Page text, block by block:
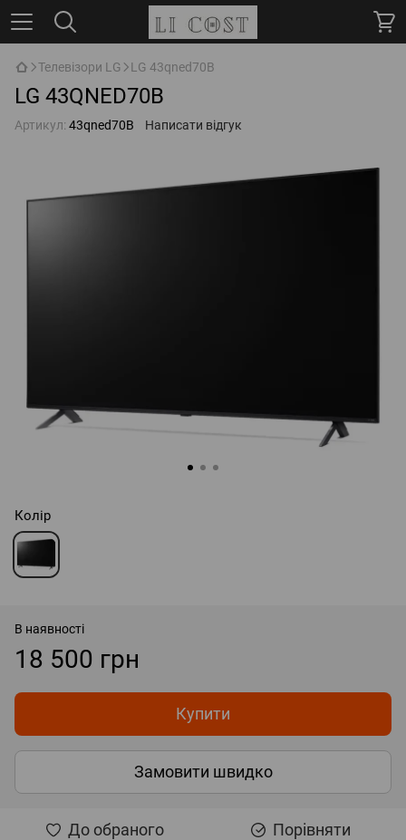
Телевізори LG LG 43qned70B
LG 43QNED70B
Артикул: 43qned70B Написати відгук
Колір
В наявності
18 500 грн
Купити
Замовити швидко
До обраного Порівняти